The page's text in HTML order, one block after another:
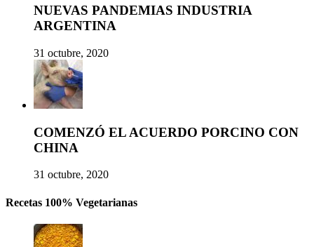
NUEVAS PANDEMIAS INDUSTRIA
ARGENTINA
31 octubre, 2020
COMENZÓ EL ACUERDO PORCINO CON
CHINA
31 octubre, 2020
Recetas 100% Vegetarianas